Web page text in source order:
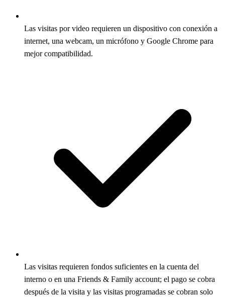
Las visitas por video requieren un dispositivo con conexión a
internet, una webcam, un micrófono y Google Chrome para
mejor compatibilidad.
Las visitas requieren fondos suficientes en la cuenta del
interno o en una Friends & Family account; el pago se cobra
después de la visita y las visitas programadas se cobran solo